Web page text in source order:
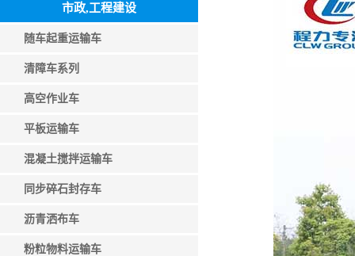
市政,工程建设
随车起重运输车
清障车系列
高空作业车
平板运输车
混凝土搅拌运输车
同步碎石封存车
沥青洒布车
粉粒物料运输车